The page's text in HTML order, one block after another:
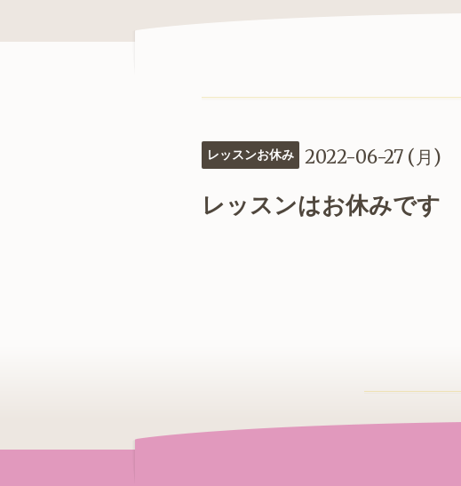
レッスンお休み 2022-06-27 (月)
レッスンはお休みです